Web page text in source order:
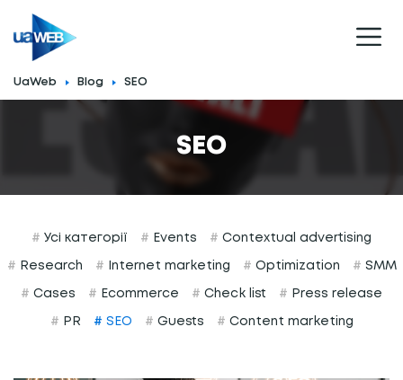
UaWeb Blog SEO
SEO
# Усі категорії # Events # Contextual advertising
# Research # Internet marketing # Optimization # SMM
# Cases # Ecommerce # Сheck list # Press release
# PR # SEO # Guests # Content marketing